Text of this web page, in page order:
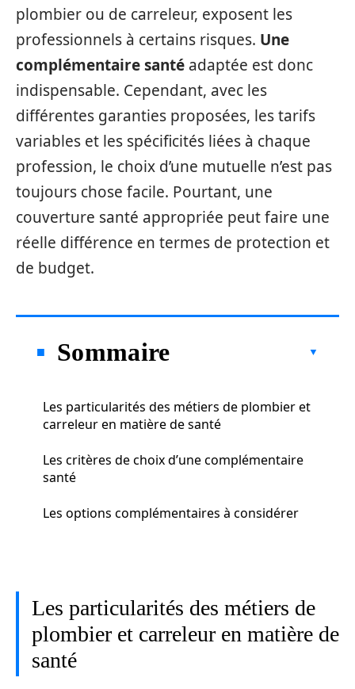
plombier ou de carreleur, exposent les
professionnels à certains risques. Une
complémentaire santé adaptée est donc
indispensable. Cependant, avec les
différentes garanties proposées, les tarifs
variables et les spécificités liées à chaque
profession, le choix d’une mutuelle n’est pas
toujours chose facile. Pourtant, une
couverture santé appropriée peut faire une
réelle différence en termes de protection et
de budget.
Sommaire
Les particularités des métiers de plombier et
carreleur en matière de santé
Les critères de choix d’une complémentaire
santé
Les options complémentaires à considérer
Les particularités des métiers de
plombier et carreleur en matière de
santé